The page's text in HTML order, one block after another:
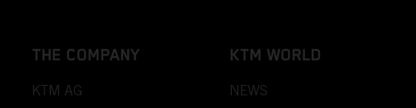
THE COMPANY
KTM AG
KTM WORLD
NEWS